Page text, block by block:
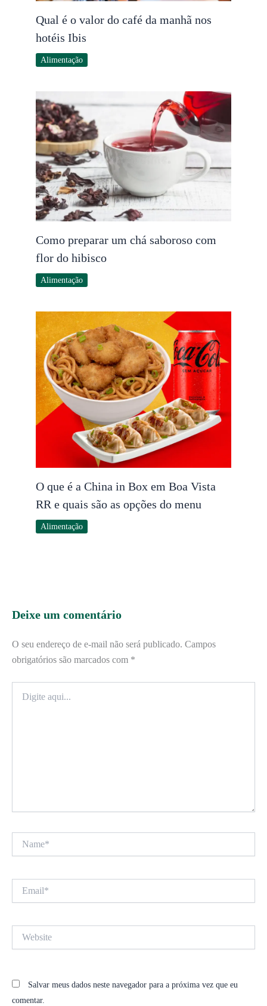
Qual é o valor do café da manhã nos
hotéis Ibis
Alimentação
Como preparar um chá saboroso com
flor do hibisco
Alimentação
O que é a China in Box em Boa Vista
RR e quais são as opções do menu
Alimentação
Deixe um comentário
O seu endereço de e-mail não será publicado. Campos
obrigatórios são marcados com *
aqui...
Salvar meus dados neste navegador para a próxima vez que eu
comentar.